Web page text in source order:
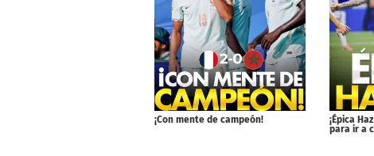
¡Con mente de campeón!
¡Épica
para ir a